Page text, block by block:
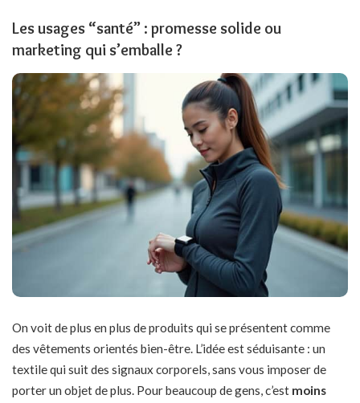
Les usages “santé” : promesse solide ou
marketing qui s’emballe ?
On voit de plus en plus de produits qui se présentent comme
des vêtements orientés bien-être. L’idée est séduisante : un
textile qui suit des signaux corporels, sans vous imposer de
porter un objet de plus. Pour beaucoup de gens, c’est moins